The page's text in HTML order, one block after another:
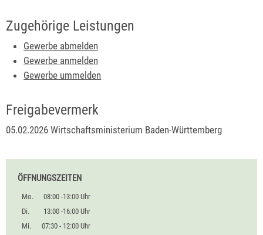
Zugehörige Leistungen
Gewerbe abmelden
Gewerbe anmelden
Gewerbe ummelden
Freigabevermerk
05.02.2026 Wirtschaftsministerium Baden-Württemberg
ÖFFNUNGSZEITEN
Mo.
08:00 -13:00 Uhr
Di.
13:00 -16:00 Uhr
Mi.
07:30 - 12:00 Uhr